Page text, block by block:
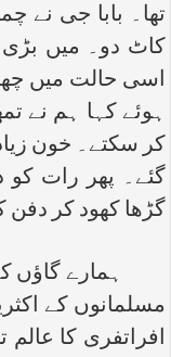
تھا۔ بابا جی نے
کاٹ دو۔ میں
اسی حالت میں
ہوئے کہا ہم نے
کر سکتے۔ خون
گئے۔ پھر رات کو
گڑھا کھود کر دفن
ہمارے گاؤں
مسلمانوں کے
افراتفری کا